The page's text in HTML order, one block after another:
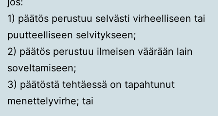
1) päätös perustuu selvästi virheelliseen tai
puutteelliseen selvitykseen;
2) päätös perustuu ilmeisen väärään lain
soveltamiseen;
3) päätöstä tehtäessä on tapahtunut
menettelyvirhe; tai